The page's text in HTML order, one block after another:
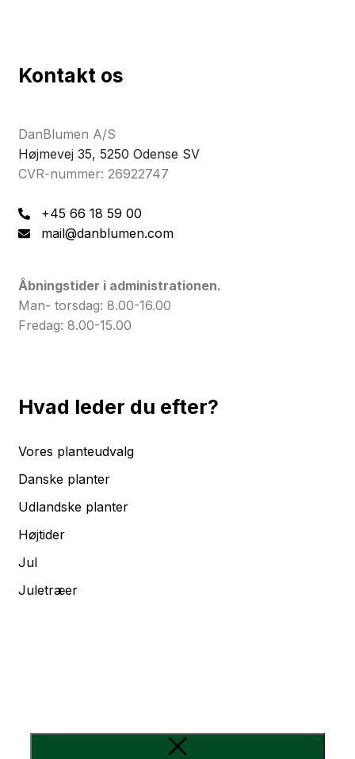
Kontakt os
DanBlumen A/S
Højmevej 35, 5250 Odense SV
CVR-nummer: 26922747
+45 66 18 59 00
mail@danblumen.com
Åbningstider i administrationen.
Man- torsdag: 8.00-16.00
Fredag: 8.00-15.00
Hvad leder du efter?
Vores planteudvalg
Danske planter
Udlandske planter
Højtider
Jul
Juletræer